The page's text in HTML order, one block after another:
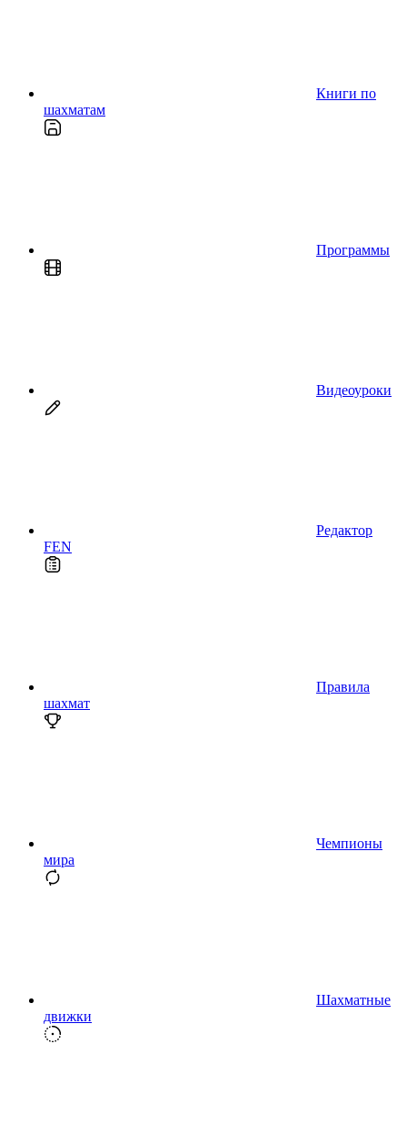
Книги по
шахматам
Программы
Видеоуроки
Редактор
FEN
Правила
шахмат
Чемпионы
мира
Шахматные
движки